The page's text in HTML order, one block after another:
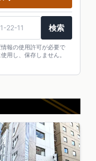
検索
報の使用許可が必要で
用し、保存しません。